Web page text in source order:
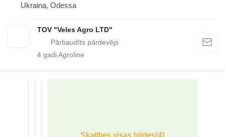
Ukraina, Odessa
TOV "Veles Agro LTD"
4 gadi Agroline